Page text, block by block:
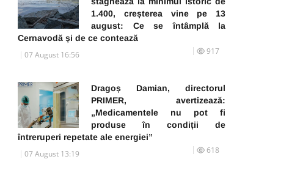
1.400, creșterea vine pe 13
august: Ce se întâmplă la
Cernavodă și de ce contează
07 August 16:56 917
Dragoș Damian, directorul
PRIMER, avertizează:
„Medicamentele nu pot fi
produse în condiții de
întreruperi repetate ale energiei”
07 August 13:19 618